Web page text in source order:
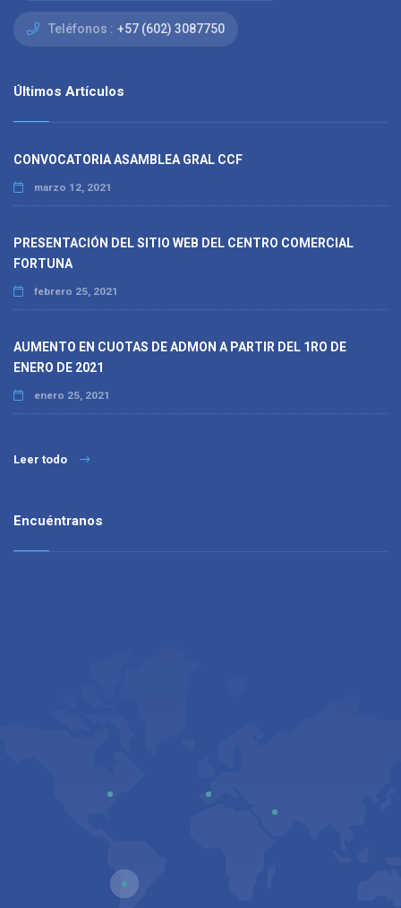
Teléfonos : +57 (602) 3087750
Últimos Artículos
CONVOCATORIA ASAMBLEA GRAL CCF
marzo 12, 2021
PRESENTACIÓN DEL SITIO WEB DEL CENTRO COMERCIAL
FORTUNA
febrero 25, 2021
AUMENTO EN CUOTAS DE ADMON A PARTIR DEL 1RO DE
ENERO DE 2021
enero 25, 2021
Leer todo
Encuéntranos